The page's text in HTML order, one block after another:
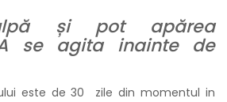
și pot apărea
se agita inainte de
este de 30 zile din momentul in